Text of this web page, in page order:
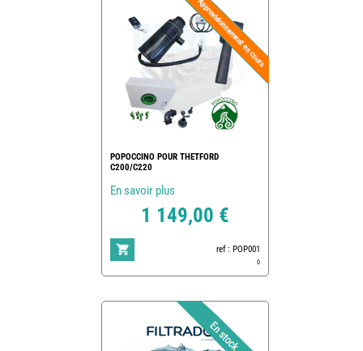
POPOCCINO POUR THETFORD
C200/C220
En savoir plus
1 149,00 €
ref : POP001
0